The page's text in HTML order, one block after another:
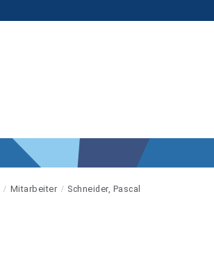
Mitarbeiter Schneider, Pascal